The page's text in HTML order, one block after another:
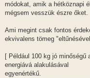
módokat, amik a hétköznapi
mégsem vesszük észre őket.
Ami megint csak fontos
ekvivalens tömeg
[ Például 100 kg jó minőségű
energiává alakulásával
egyenértékű.